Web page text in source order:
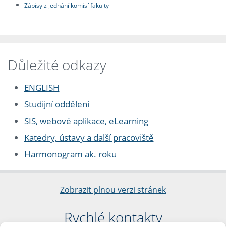
Zápisy z jednání komisí fakulty
Důležité odkazy
ENGLISH
Studijní oddělení
SIS, webové aplikace, eLearning
Katedry, ústavy a další pracoviště
Harmonogram ak. roku
Zobrazit plnou verzi stránek
Rychlé kontakty